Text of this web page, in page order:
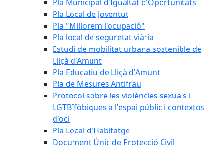
Pla Municipal d'Igualtat d'Oportunitats
Pla Local de Joventut
Pla "Millorem l'ocupació"
Pla local de seguretat viària
Estudi de mobilitat urbana sostenible de
Lliçà d'Amunt
Pla Educatiu de Lliçà d'Amunt
Pla de Mesures Antifrau
Protocol sobre les violències sexuals i
LGTBIfòbiques a l'espai públic i contextos
d'oci
Pla Local d'Habitatge
Document Únic de Protecció Civil